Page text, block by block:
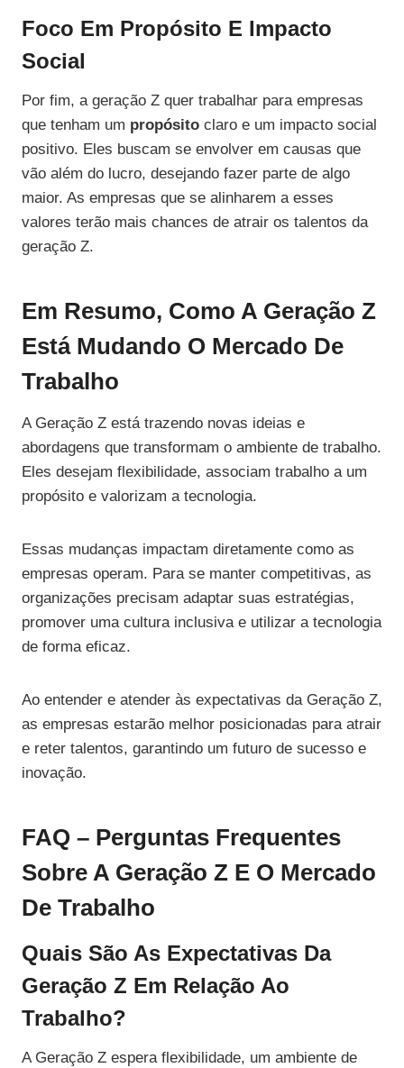
Foco Em Propósito E Impacto
Social
Por fim, a geração Z quer trabalhar para empresas
que tenham um propósito claro e um impacto social
positivo. Eles buscam se envolver em causas que
vão além do lucro, desejando fazer parte de algo
maior. As empresas que se alinharem a esses
valores terão mais chances de atrair os talentos da
geração Z.
Em Resumo, Como A Geração Z
Está Mudando O Mercado De
Trabalho
A Geração Z está trazendo novas ideias e
abordagens que transformam o ambiente de trabalho.
Eles desejam flexibilidade, associam trabalho a um
propósito e valorizam a tecnologia.
Essas mudanças impactam diretamente como as
empresas operam. Para se manter competitivas, as
organizações precisam adaptar suas estratégias,
promover uma cultura inclusiva e utilizar a tecnologia
de forma eficaz.
Ao entender e atender às expectativas da Geração Z,
as empresas estarão melhor posicionadas para atrair
e reter talentos, garantindo um futuro de sucesso e
inovação.
FAQ – Perguntas Frequentes
Sobre A Geração Z E O Mercado
De Trabalho
Quais São As Expectativas Da
Geração Z Em Relação Ao
Trabalho?
A Geração Z espera flexibilidade, um ambiente de